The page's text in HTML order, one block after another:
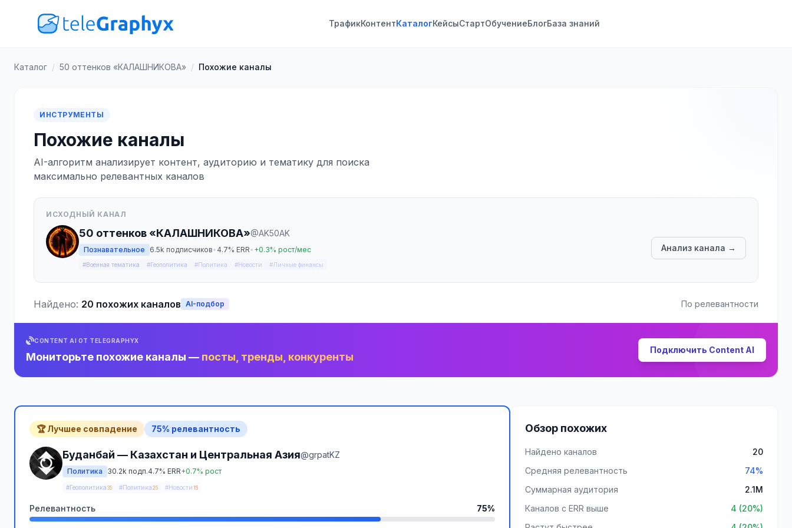
ТрафикКонтентКаталогКейсыСтартОбучениеБлогБаза знаний
Каталог / 50 оттенков «КАЛАШНИКОВА» / Похожие каналы
ИНСТРУМЕНТЫ
Похожие каналы
AI-алгоритм анализирует контент, аудиторию и тематику для поиска
максимально релевантных каналов
ИСХОДНЫЙ КАНАЛ
50 оттенков «КАЛАШНИКОВА»@AK50AK
Познавательное 6.5k подписчиков• 4.7% ERR• +0.3% рост/мес
#Военная тематика #Геополитика #Политика #Новости #Личные финансы
Анализ канала →
Найдено: 20 похожих каналов AI-подбор По релевантности
CONTENT AI ОТ TELEGRAPHYX
Мониторьте похожие каналы — посты, тренды, конкуренты
Подключить Content AI
🏆 Лучшее совпадение 75% релевантность
Буданбай — Казахстан и Центральная Азия@grpatKZ
Политика 30.2k подп.4.7% ERR+0.7% рост
#Геополитика 35 #Политика 25 #Новости 15
Релевантность 75%
Обзор похожих
Найдено каналов
20
Средняя релевантность
74%
Суммарная аудитория
2.1M
Каналов с ERR выше
4 (20%)